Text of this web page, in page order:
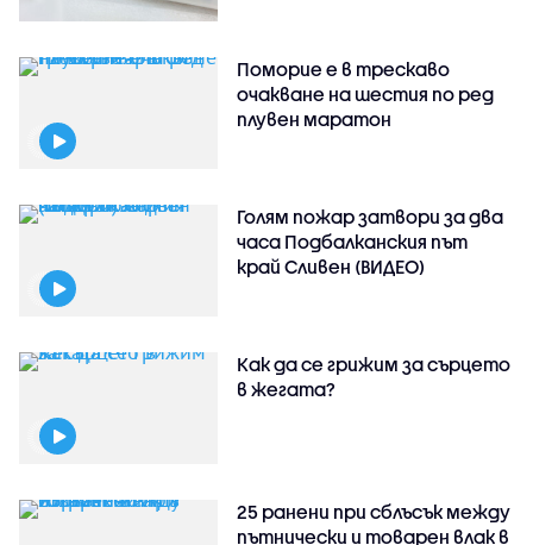
Поморие е в трескаво
очакване на шестия по ред
плувен маратон
Голям пожар затвори за два
часа Подбалканския път
край Сливен (ВИДЕО)
Как да се грижим за сърцето
в жегата?
25 ранени при сблъсък между
пътнически и товарен влак в